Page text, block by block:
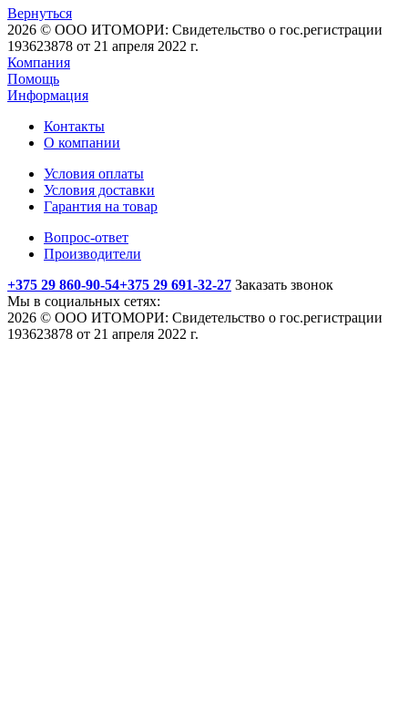
Вернуться
2026 © ООО ИТОМОРИ: Свидетельство о гос.регистрации
193623878 от 21 апреля 2022 г.
Компания
Помощь
Информация
Контакты
О компании
Условия оплаты
Условия доставки
Гарантия на товар
Вопрос-ответ
Производители
+375 29 860-90-54+375 29 691-32-27 Заказать звонок
Мы в социальных сетях:
2026 © ООО ИТОМОРИ: Свидетельство о гос.регистрации
193623878 от 21 апреля 2022 г.